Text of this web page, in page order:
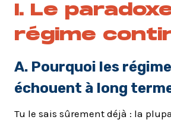
I. Le
régime
A. Pourquoi les
échouent à long
Tu le sais sûrement déjà : la